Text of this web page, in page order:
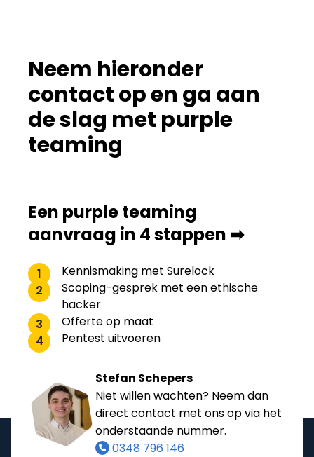
Neem hieronder
contact op en ga aan
de slag met purple
teaming
Een purple teaming
aanvraag in 4 stappen ➡
1
Kennismaking met Surelock
2
Scoping-gesprek met een ethische
hacker
3
Offerte op maat
4
Pentest uitvoeren
Stefan Schepers
Niet willen wachten? Neem dan
direct contact met ons op via het
onderstaande nummer.
0348 796 146